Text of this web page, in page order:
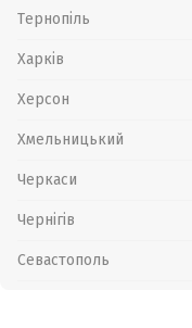
Тернопіль
Харків
Херсон
Хмельницький
Черкаси
Чернігів
Севастополь